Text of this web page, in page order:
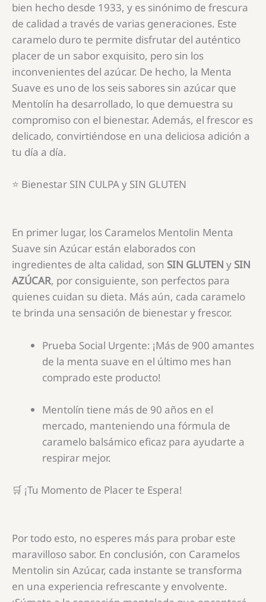
bien hecho desde 1933, y es sinónimo de frescura
de calidad a través de varias generaciones. Este
caramelo duro te permite disfrutar del auténtico
placer de un sabor exquisito, pero sin los
inconvenientes del azúcar. De hecho, la Menta
Suave es uno de los seis sabores sin azúcar que
Mentolín ha desarrollado, lo que demuestra su
compromiso con el bienestar. Además, el frescor es
delicado, convirtiéndose en una deliciosa adición a
tu día a día.
⭐ Bienestar SIN CULPA y SIN GLUTEN
En primer lugar, los Caramelos Mentolin Menta
Suave sin Azúcar están elaborados con
ingredientes de alta calidad, son SIN GLUTEN y SIN
AZÚCAR, por consiguiente, son perfectos para
quienes cuidan su dieta. Más aún, cada caramelo
te brinda una sensación de bienestar y frescor.
Prueba Social Urgente: ¡Más de 900 amantes
de la menta suave en el último mes han
comprado este producto!
Mentolín tiene más de 90 años en el
mercado, manteniendo una fórmula de
caramelo balsámico eficaz para ayudarte a
respirar mejor.
🛒 ¡Tu Momento de Placer te Espera!
Por todo esto, no esperes más para probar este
maravilloso sabor. En conclusión, con Caramelos
Mentolin sin Azúcar, cada instante se transforma
en una experiencia refrescante y envolvente.